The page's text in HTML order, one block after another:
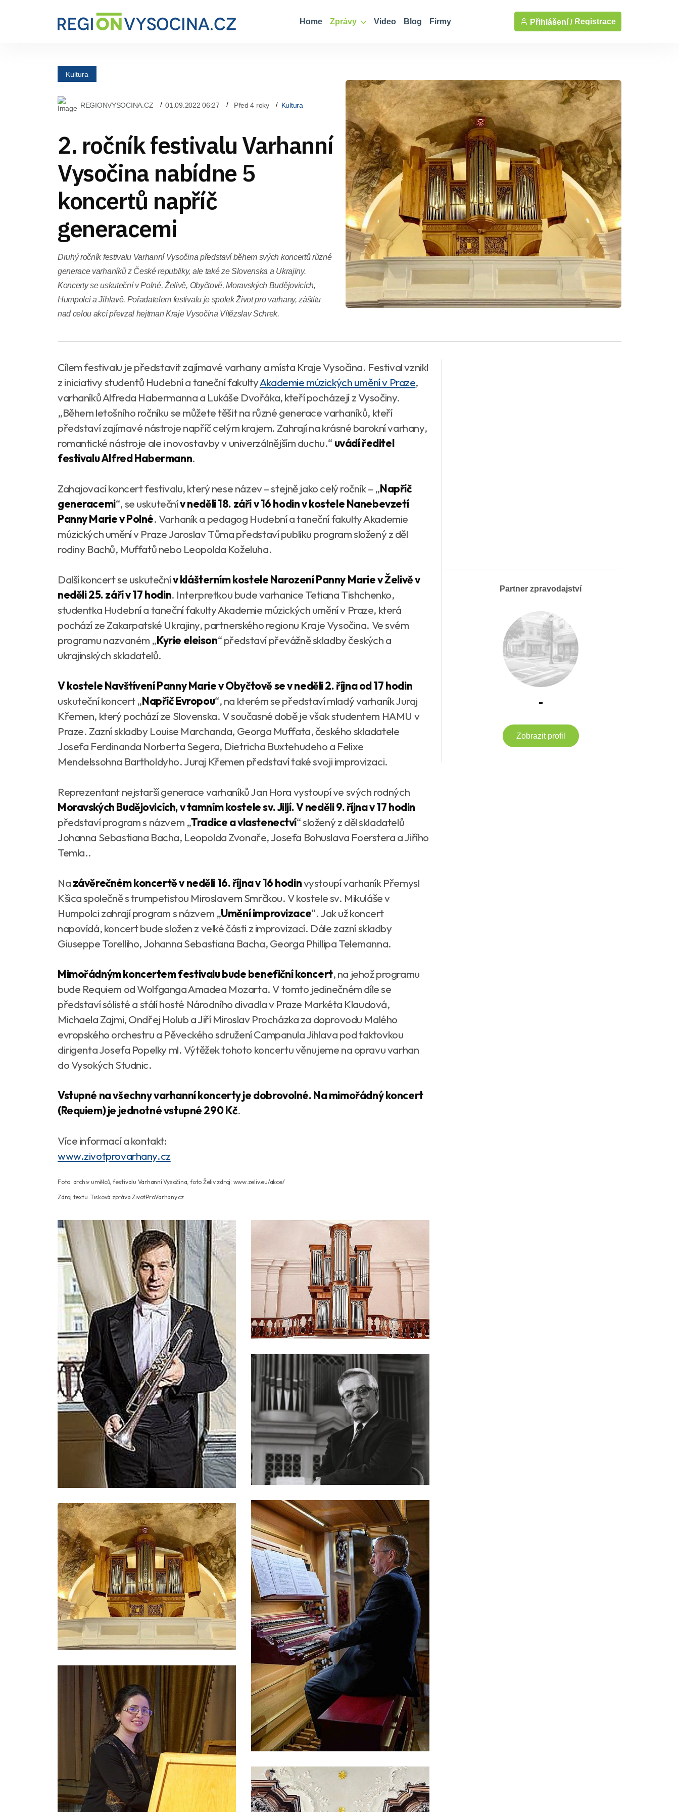
Home Zprávy Video Blog Firmy Přihlášení / Registrace
Kultura
REGIONVYSOCINA.CZ 01.09.2022 06:27 Před 4 roky Kultura
2. ročník festivalu Varhanní
Vysočina nabídne 5
koncertů napříč
generacemi
Druhý ročník festivalu Varhanní Vysočina představí během svých koncertů různé
generace varhaníků z České republiky, ale také ze Slovenska a Ukrajiny.
Koncerty se uskuteční v Polné, Želivě, Obyčtově, Moravských Budějovicích,
Humpolci a Jihlavě. Pořadatelem festivalu je spolek Život pro varhany, záštitu
nad celou akcí převzal hejtman Kraje Vysočina Vítězslav Schrek.
Cílem festivalu je představit zajímavé varhany a místa Kraje Vysočina. Festival vznikl
z iniciativy studentů Hudební a taneční fakultyAkademie múzických umění v Praze,
varhaníků Alfreda Habermanna a Lukáše Dvořáka, kteří pocházejí z Vysočiny.
„Během letošního ročníku se můžete těšit na různé generace varhaníků, kteří
představí zajímavé nástroje napříč celým krajem. Zahrají na krásné barokní varhany,
romantické nástroje ale i novostavby v univerzálnějším duchu.“ uvádí ředitel
festivalu Alfred Habermann.
Zahajovací koncert festivalu, který nese název – stejně jako celý ročník – „Napříč
generacemi“, se uskutečnív neděli 18. září v 16 hodin v kostele Nanebevzetí
Panny Marie v Polné. Varhaník a pedagog Hudební a taneční fakulty Akademie
múzických umění v Praze Jaroslav Tůma představí publiku program složený z děl
rodiny Bachů, Muffatů nebo Leopolda Koželuha.
Další koncert se uskutečnív klášterním kostele Narození Panny Marie v Želivě v
neděli 25. září v 17 hodin. Interpretkou bude varhanice Tetiana Tishchenko,
studentka Hudební a taneční fakulty Akademie múzických umění v Praze, která
pochází ze Zakarpatské Ukrajiny, partnerského regionu Kraje Vysočina. Ve svém
programu nazvaném „Kyrie eleison“ představí převážně skladby českých a
ukrajinských skladatelů.
V kostele Navštívení Panny Marie v Obyčtově se v neděli 2. října od 17 hodin
uskuteční koncert „Napříč Evropou“, na kterém se představí mladý varhaník Juraj
Křemen, který pochází ze Slovenska. V současné době je však studentem HAMU v
Praze. Zazní skladby Louise Marchanda, Georga Muffata, českého skladatele
Josefa Ferdinanda Norberta Segera, Dietricha Buxtehudeho a Felixe
Mendelssohna Bartholdyho. Juraj Křemen představí také svoji improvizaci.
Reprezentant nejstarší generace varhaníků Jan Hora vystoupí ve svých rodných
Moravských Budějovicích, v tamním kostele sv. Jiljí. V neděli 9. října v 17 hodin
představí program s názvem „Tradice a vlastenectví“ složený z děl skladatelů
Johanna Sebastiana Bacha, Leopolda Zvonaře, Josefa Bohuslava Foerstera a Jiřího
Temla..
Nazávěrečném koncertě v neděli 16. října v 16 hodinvystoupí varhaník Přemysl
Kšica společně s trumpetistou Miroslavem Smrčkou. V kostele sv. Mikuláše v
Humpolci zahrají program s názvem „Umění improvizace“. Jak už koncert
napovídá, koncert bude složen z velké části z improvizací. Dále zazní skladby
Giuseppe Torelliho, Johanna Sebastiana Bacha, Georga Phillipa Telemanna.
Mimořádným koncertem festivalu bude benefiční koncert, na jehož programu
bude Requiem od Wolfganga Amadea Mozarta. V tomto jedinečném díle se
představí sólisté a stálí hosté Národního divadla v Praze Markéta Klaudová,
Michaela Zajmi, Ondřej Holub a Jiří Miroslav Procházka za doprovodu Malého
evropského orchestru a Pěveckého sdružení Campanula Jihlava pod taktovkou
dirigenta Josefa Popelky ml. Výtěžek tohoto koncertu věnujeme na opravu varhan
do Vysokých Studnic.
Vstupné na všechny varhanní koncerty je dobrovolné. Na mimořádný koncert
(Requiem) je jednotné vstupné 290 Kč.
Více informací a kontakt:
www.zivotprovarhany.cz
Foto: archiv umělců, festivalu Varhanní Vysočina, foto Želiv zdroj: www.zeliv.eu/akce/
Zdroj textu: Tisková zpráva ZivotProVarhany.cz
Partner zpravodajství
-
Zobrazit profil